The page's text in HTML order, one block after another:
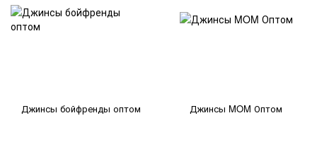
Джинсы бойфренды оптом Джинсы MOM Оптом